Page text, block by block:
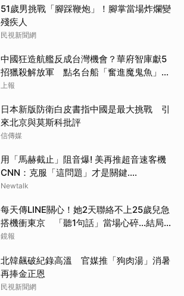
51歲男挑戰「腳踩鞭炮」！腳掌當場炸爛變
殘疾人
民視新聞網
中國狂造航艦反成台灣機會？華府智庫獻5
招獵殺解放軍 點名台船「奮進魔鬼魚」出
戰
上報
日本新版防衛白皮書指中國是最大挑戰 引
來北京與莫斯科批評
信傳媒
用「馬赫截止」阻音爆! 美再推超音速客機
CNN：克服「這問題」才是關鍵....
Newtalk
每天傳LINE關心！她2天聯絡不上25歲兒急
搭機衝東京 「聽1句話」當場心碎...結局看
哭網
鏡報
北韓飆破紀錄高溫 官媒推「狗肉湯」消暑
再捧金正恩
民視新聞網